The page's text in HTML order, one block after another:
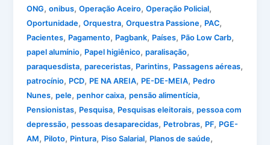
ONG,onibus,Operação Aceiro,Operação Policial,
Oportunidade,Orquestra,Orquestra Passione, PAC,
Pacientes, Pagamento, Pagbank, Países, Pão Low Carb,
papel alumínio, Papel higiênico,paralisação,
paraquesdista,pareceristas, Parintins, Passagens aéreas,
patrocínio, PCD, PE NA AREIA, PE-DE-MEIA, Pedro
Nunes,pele,penhor caixa,pensão alimentícia,
Pensionistas, Pesquisa, Pesquisas eleitorais,pessoa com
depressão,pessoas desaparecidas, Petrobras, PF, PGE-
AM, Piloto, Pintura, Piso Salarial, Planos de saúde,